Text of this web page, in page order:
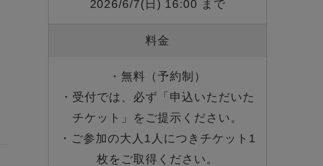
2026/6/7(日) 16:00 まで
料金
・無料（予約制）
・受付では、必ず「申込いただいた
チケット」をご提示ください。
・ご参加の大人1人につきチケット1
枚をご取得ください。